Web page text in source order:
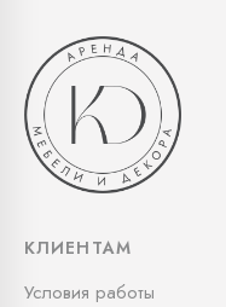
КЛИЕНТАМ
Условия работы